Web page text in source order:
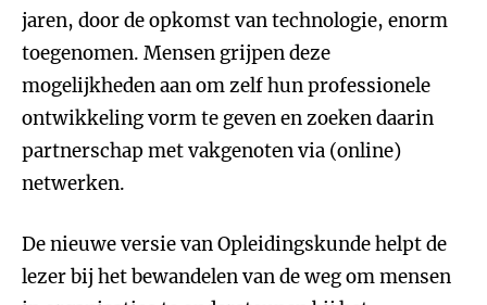
jaren, door de opkomst van technologie, enorm
toegenomen. Mensen grijpen deze
mogelijkheden aan om zelf hun professionele
ontwikkeling vorm te geven en zoeken daarin
partnerschap met vakgenoten via (online)
netwerken.
De nieuwe versie van Opleidingskunde helpt de
lezer bij het bewandelen van de weg om mensen